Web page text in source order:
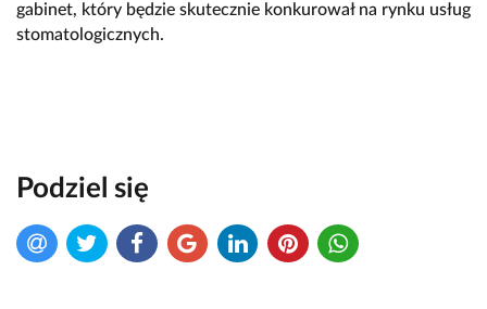
gabinet, który będzie skutecznie konkurował na rynku usług
stomatologicznych.
Podziel się